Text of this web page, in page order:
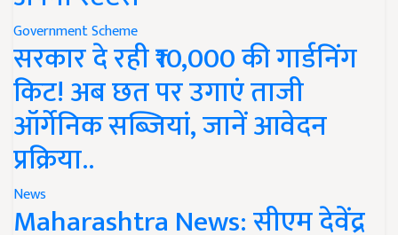
Government Scheme
सरकार दे रही ₹10,000 की गार्डनिंग
किट! अब छत पर उगाएं ताजी
ऑर्गेनिक सब्जियां, जानें आवेदन
प्रक्रिया..
News
Maharashtra News: सीएम देवेंद्र